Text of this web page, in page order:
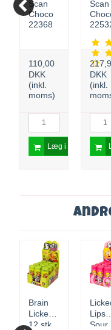
20 g
Scan
Choco
22368
110,00
DKK
(inkl.
moms)
Læg i kurv
Twist
x 18
stk.
Scan
DKK
(inkl.
Brain
Licker
12 stk.
Lips
Sour